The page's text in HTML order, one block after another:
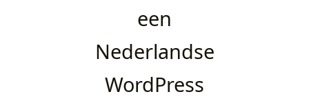
een
Nederlandse
WordPress